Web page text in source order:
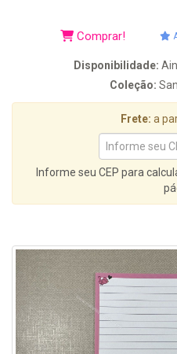
Comprar!
Disponibilidade:
Coleção:
Frete: a
Informe seu CEP para